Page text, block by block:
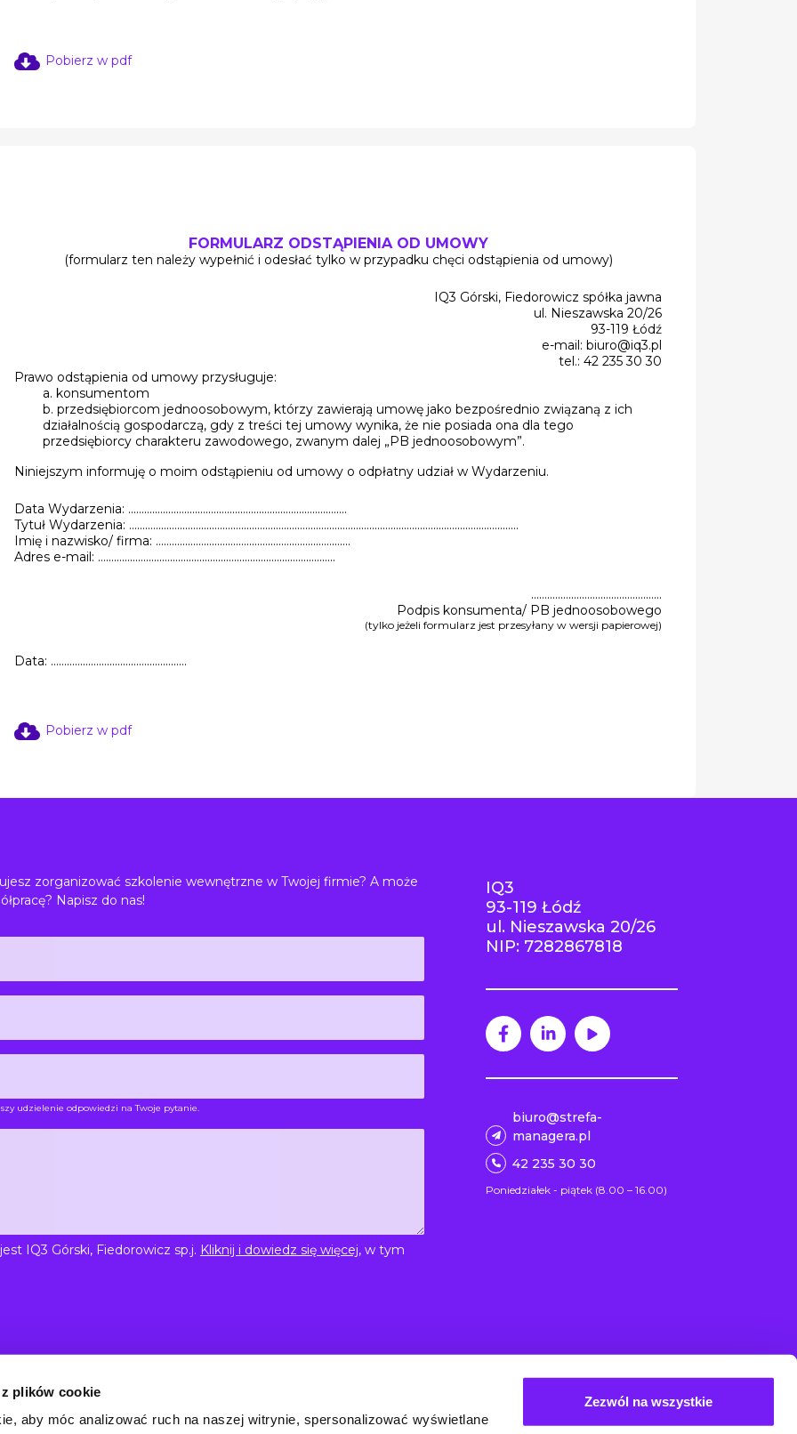
plików cookie
aby móc analizować ruch na naszej witrynie, spersonalizować wyświetlane
Zezwól na wszystkie
Pobierz w pdf
FORMULARZ ODSTĄPIENIA OD UMOWY
(formularz ten należy wypełnić i odesłać tylko w przypadku chęci odstąpienia od umowy)
IQ3 Górski, Fiedorowicz spółka jawna
ul. Nieszawska 20/26
93-119 Łódź
e-mail: biuro@iq3.pl
tel.: 42 235 30 30
Prawo odstąpienia od umowy przysługuje:
a. konsumentom
b. przedsiębiorcom jednoosobowym, którzy zawierają umowę jako bezpośrednio związaną z ich
działalnością gospodarczą, gdy z treści tej umowy wynika, że nie posiada ona dla tego
przedsiębiorcy charakteru zawodowego, zwanym dalej „PB jednoosobowym”.
Niniejszym informuję o moim odstąpieniu od umowy o odpłatny udział w Wydarzeniu.
Data Wydarzenia: ……………………………………………………………………….
Tytuł Wydarzenia: ………………………………………………………………………………………………………………………………..
Imię i nazwisko/ firma: ……………………………………………………………….
Adres e-mail: ……………………………………………………………………………..
………………………………………….
Podpis konsumenta/ PB jednoosobowego
(tylko jeżeli formularz jest przesyłany w wersji papierowej)
Data: ……………………………………………
Pobierz w pdf
zorganizować szkolenie wewnętrzne w Twojej firmie? A może
Napisz do nas!
udzielenie odpowiedzi na Twoje pytanie.
IQ3 Górski, Fiedorowicz sp.j. Kliknij i dowiedz się więcej, w tym
IQ3
93-119 Łódź
ul. Nieszawska 20/26
NIP: 7282867818
biuro@strefa-
managera.pl
42 235 30 30
Poniedziałek - piątek (8.00 – 16.00)